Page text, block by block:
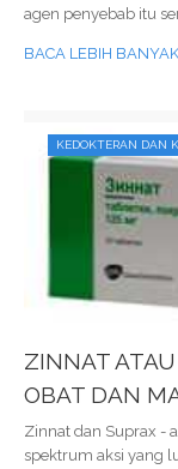
agen penyebab itu
BACA LEBIH BANYAK
KEDOKTERAN DAN
ZINNAT
OBAT DAN
Zinnat dan Suprax -
spektrum aksi yang